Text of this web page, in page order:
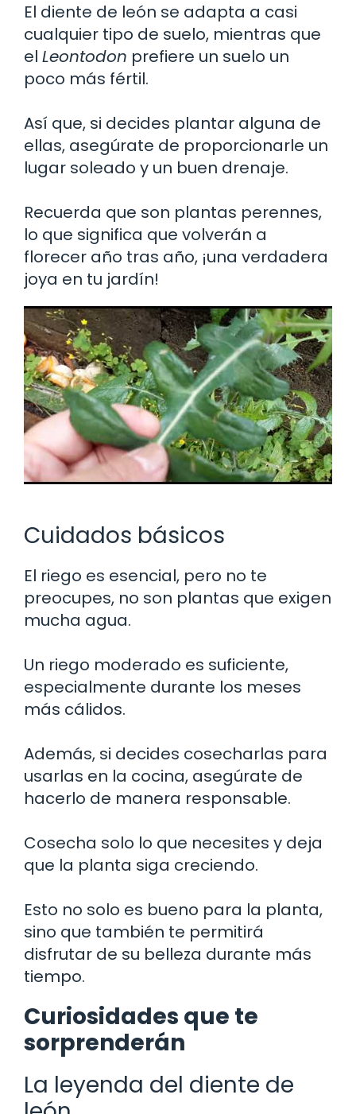
El diente de león se adapta a casi
cualquier tipo de suelo, mientras que
el Leontodon prefiere un suelo un
poco más fértil.
Así que, si decides plantar alguna de
ellas, asegúrate de proporcionarle un
lugar soleado y un buen drenaje.
Recuerda que son plantas perennes,
lo que significa que volverán a
florecer año tras año, ¡una verdadera
joya en tu jardín!
Cuidados básicos
El riego es esencial, pero no te
preocupes, no son plantas que exigen
mucha agua.
Un riego moderado es suficiente,
especialmente durante los meses
más cálidos.
Además, si decides cosecharlas para
usarlas en la cocina, asegúrate de
hacerlo de manera responsable.
Cosecha solo lo que necesites y deja
que la planta siga creciendo.
Esto no solo es bueno para la planta,
sino que también te permitirá
disfrutar de su belleza durante más
tiempo.
Curiosidades que te
sorprenderán
La leyenda del diente de